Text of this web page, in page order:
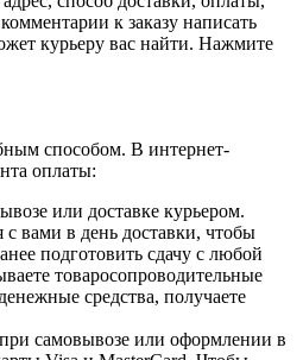
к заказу написать
курьеру вас найти. Нажмите
способом. В интернет-
оплаты:
или доставке курьером.
с вами в день доставки, чтобы
подготовить сдачу с любой
товаросопроводительные
средства, получаете
самовывозе или оформлении в